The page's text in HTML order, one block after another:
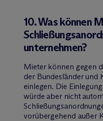
10. Was können
unternehmen?
Mieter können gegen
der Bundesländer und
einlegen. Die
würde aber nicht
vorübergehend außer